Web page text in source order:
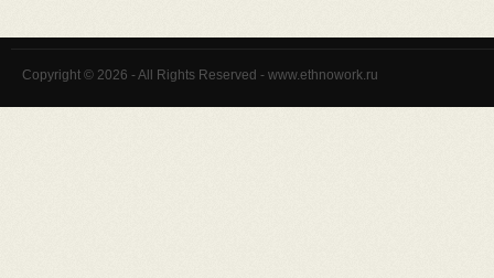
Copyright © 2026 - All Rights Reserved - www.ethnowork.ru